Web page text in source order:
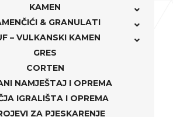
KAMEN
& GRANULATI
– VULKANSKI KAMEN
GRES
CORTEN
NAMJEŠTAJ I OPREMA
IGRALIŠTA I OPREMA
ZA PJESKARENJE